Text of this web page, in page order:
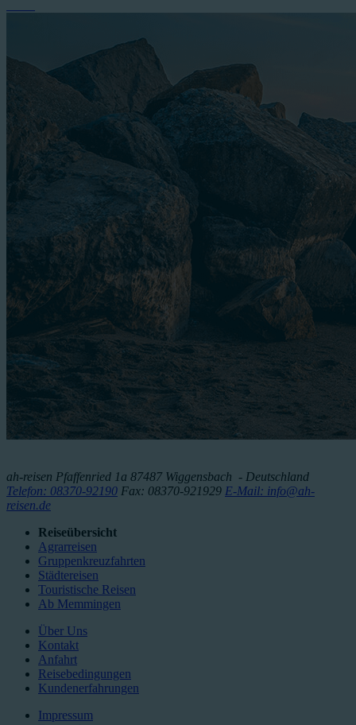
ah-reisen Pfaffenried 1a 87487 Wiggensbach - Deutschland
Telefon: 08370-92190 Fax: 08370-921929 E-Mail: info@ah-
reisen.de
Reiseübersicht
Agrarreisen
Gruppenkreuzfahrten
Städtereisen
Touristische Reisen
Ab Memmingen
Über Uns
Kontakt
Anfahrt
Reisebedingungen
Kundenerfahrungen
Impressum